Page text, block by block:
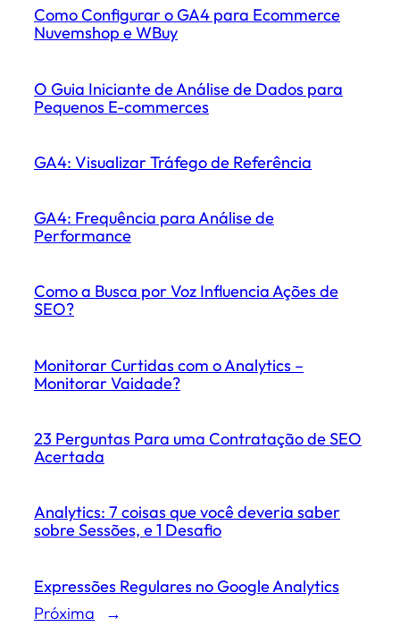
Como Configurar o GA4 para Ecommerce
Nuvemshop e WBuy
O Guia Iniciante de Análise de Dados para
Pequenos E-commerces
GA4: Visualizar Tráfego de Referência
GA4: Frequência para Análise de
Performance
Como a Busca por Voz Influencia Ações de
SEO?
Monitorar Curtidas com o Analytics –
Monitorar Vaidade?
23 Perguntas Para uma Contratação de SEO
Acertada
Analytics: 7 coisas que você deveria saber
sobre Sessões, e 1 Desafio
Expressões Regulares no Google Analytics
Próxima
→